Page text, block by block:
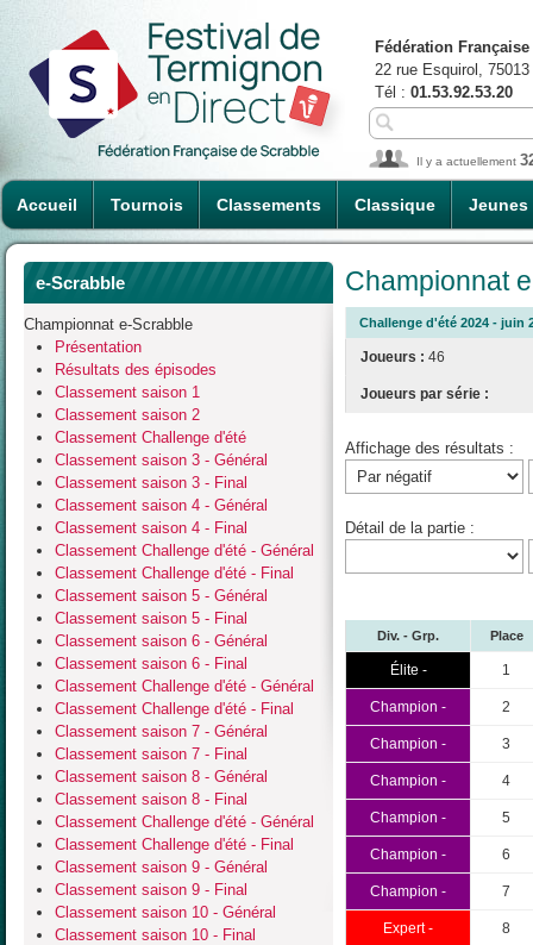
Accueil Tournois Classements Classique Jeunes
Fédération
22 rue Esquirol,
Tél : 01.53.92.53.20
Il y a actuellement
e-Scrabble
Championnat e-Scrabble
Présentation
Résultats des épisodes
Classement saison 1
Classement saison 2
Classement Challenge d'été
Classement saison 3 - Général
Classement saison 3 - Final
Classement saison 4 - Général
Classement saison 4 - Final
Classement Challenge d'été - Général
Classement Challenge d'été - Final
Classement saison 5 - Général
Classement saison 5 - Final
Classement saison 6 - Général
Classement saison 6 - Final
Classement Challenge d'été - Général
Classement Challenge d'été - Final
Classement saison 7 - Général
Classement saison 7 - Final
Classement saison 8 - Général
Classement saison 8 - Final
Classement Challenge d'été - Général
Classement Challenge d'été - Final
Classement saison 9 - Général
Classement saison 9 - Final
Classement saison 10 - Général
Classement saison 10 - Final
Championnat
Challenge d'été 2024 - juin
Joueurs : 46
Joueurs par série :
Affichage des résultats :
Détail de la partie :
Div. - Grp. Place
Élite - 1
Champion - 2
Champion - 3
Champion - 4
Champion - 5
Champion - 6
Champion - 7
Expert - 8